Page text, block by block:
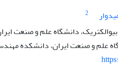
2
دانشگاه علم و صنعت
علم و صنعت ایران، دانشکده